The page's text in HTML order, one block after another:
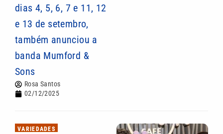
dias 4, 5, 6, 7 e 11, 12
e 13 de setembro,
também anunciou a
banda Mumford &
Sons
Rosa Santos
02/12/2025
VARIEDADES